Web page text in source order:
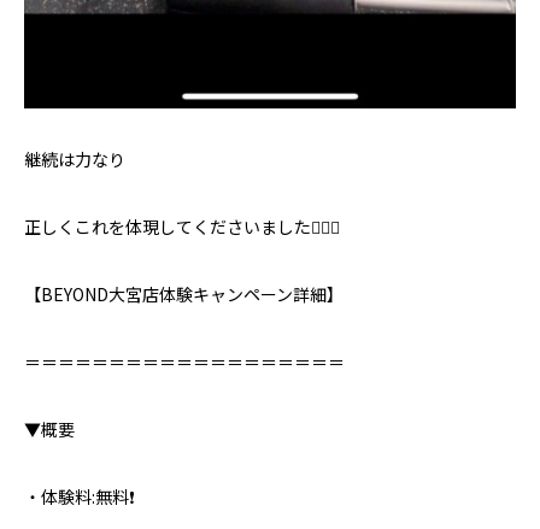
継続は力なり
正しくこれを体現してくださいました🏋️‍♂️✨
【BEYOND大宮店体験キャンペーン詳細】⁣
＝＝＝＝＝＝＝＝＝＝＝＝＝＝＝＝＝＝＝⁣
▼概要⁣
・体験料:無料❗️